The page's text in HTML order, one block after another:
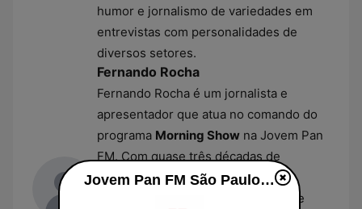
humor e jornalismo de variedades em
entrevistas com personalidades de
diversos setores.
Fernando Rocha
Fernando Rocha é um jornalista e
apresentador que atua no comando do
programa Morning Show na Jovem Pan
FM. Com quase três décadas de
experiência na Rede Globo, ele se
destacou como repórter esportivo e
Jovem Pan FM São Paulo online